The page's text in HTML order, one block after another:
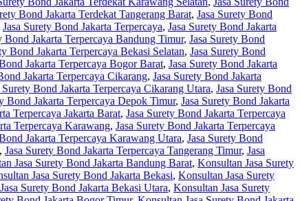
Bond Jakarta Terdekat Tangerang Barat, Jasa Surety Bond
Jasa Surety Bond Jakarta Terpercaya, Jasa Surety Bond Jakarta
Bond Jakarta Terpercaya Bandung Timur, Jasa Surety Bond
Bond Jakarta Terpercaya Bekasi Selatan, Jasa Surety Bond
Jakarta Terpercaya Bogor Barat, Jasa Surety Bond Jakarta
Jakarta Terpercaya Cikarang, Jasa Surety Bond Jakarta
Surety Bond Jakarta Terpercaya Cikarang Utara, Jasa Surety Bond
Bond Jakarta Terpercaya Depok Timur, Jasa Surety Bond Jakarta
Terpercaya Jakarta Barat, Jasa Surety Bond Jakarta Terpercaya
Terpercaya Karawang, Jasa Surety Bond Jakarta Terpercaya
Jakarta Terpercaya Karawang Utara, Jasa Surety Bond
, Jasa Surety Bond Jakarta Terpercaya Tangerang Timur, Jasa
Jasa Surety Bond Jakarta Bandung Barat, Konsultan Jasa Surety
Jasa Surety Bond Jakarta Bekasi, Konsultan Jasa Surety
Surety Bond Jakarta Bekasi Utara, Konsultan Jasa Surety